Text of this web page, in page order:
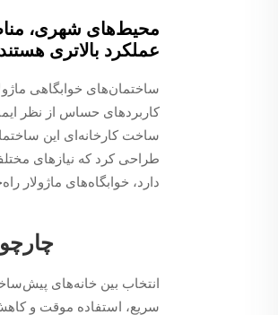
محیط‌های شهری،
عملکرد بالاتری هستند
ساختمان‌های خوابگاهی
کاربردهای حساس از نظر
ساخت کارخانه‌ای این
طراحی کرد که نیازهای
دارد، خوابگاه‌های ماژولار